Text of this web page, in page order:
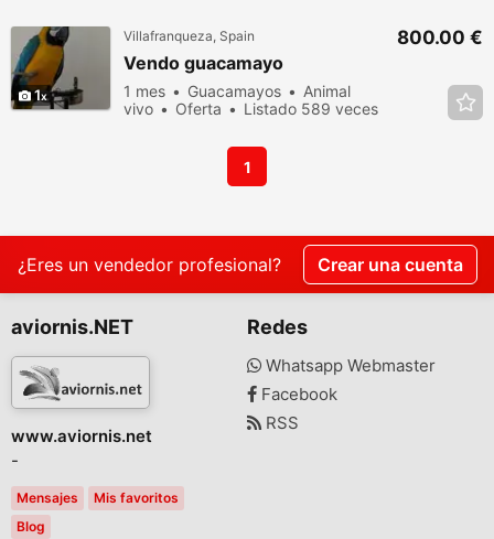
1
Villafranqueza, Spain
Vendo guacamayo
1 mes Guacamayos
Animal
vivo
Oferta
Listado 589 veces
800.00 €
1
¿Eres un vendedor profesional? Crear una cuenta
aviornis.NET
www.aviornis.net
-
Mensajes
Mis favoritos
Blog
Redes
Whatsapp Webmaster
Facebook
RSS